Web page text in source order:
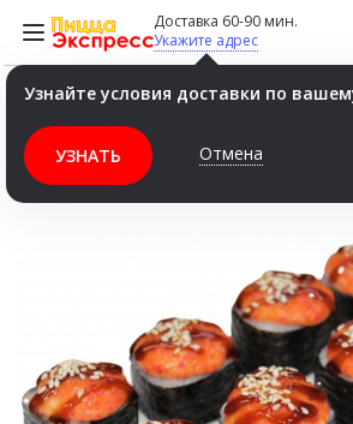
Доставка 60-90 мин.
Укажите адрес
Чикен Гурмэ (запеч.)
Узнайте условия доставки по
УЗНАТЬ Отмена